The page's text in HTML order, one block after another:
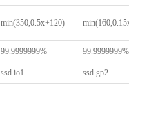
min(350,0.5x+120) min(160,0.15x+100)
99.9999999% 99.9999999%
ssd.io1 ssd.gp2